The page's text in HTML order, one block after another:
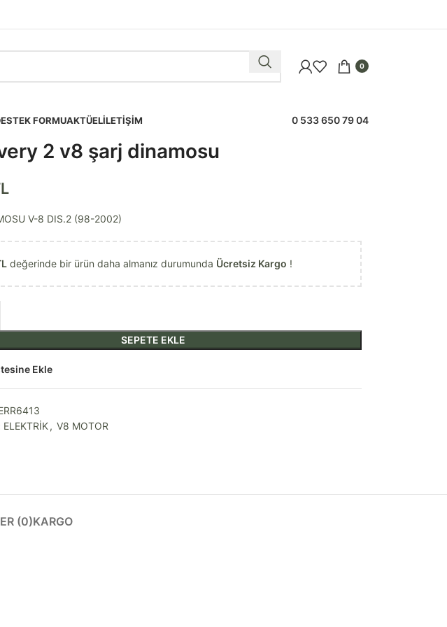
0
FORMUAKTÜELİLETIŞIM 0 533 650 79 04
2 v8 şarj dinamosu
V-8 DIS.2 (98-2002)
değerinde bir ürün daha almanız durumunda Ücretsiz Kargo !
SEPETE EKLE
Ekle
ELEKTRİK, V8 MOTOR
(0)KARGO